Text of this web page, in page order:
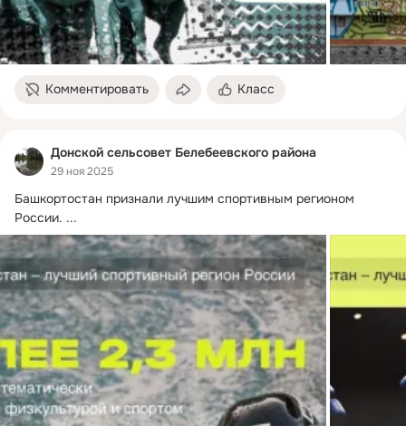
Комментировать Класс
Донской сельсовет Белебеевского района
29 ноя 2025
Башкортостан признали лучшим спортивным регионом
России. ...